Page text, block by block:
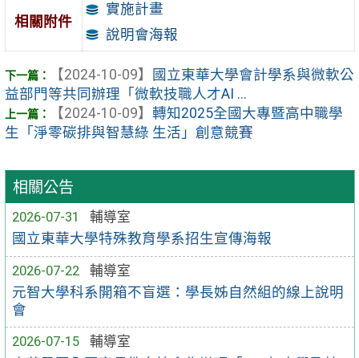
相關公告
2026-07-31
輔導室
國立東華大學特殊教育學系招生宣傳海報
2026-07-22
輔導室
元智大學科系開箱不盲選：學長姊自然組的線上說明
會
2026-07-15
輔導室
相關附件
實施計畫
說明會海報
【2024-10-09】
國立東華大學會計學系與微軟公
益部門等共同辦理「微軟技職人才AI ...
【2024-10-09】 轉知2025全國大專暨高中職學
生「淨零碳排與智慧綠 生活」創意競賽